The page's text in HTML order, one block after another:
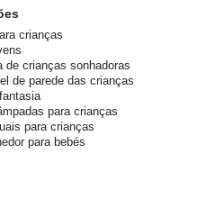
crianças
de crianças sonhadoras
de parede das crianças
para crianças
para crianças
para bebés